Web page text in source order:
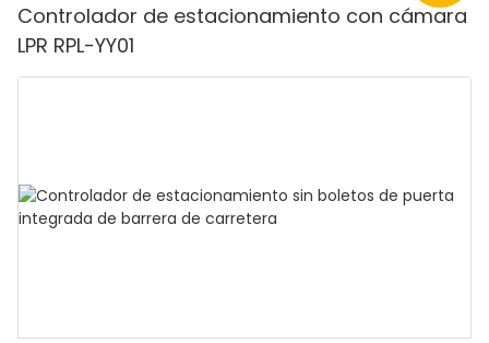
Controlador de estacionamiento con cámara
LPR RPL-YY01